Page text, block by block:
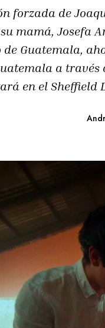
forzada de
mamá, Josefa
Guatemala,
a través
en el Sheffield